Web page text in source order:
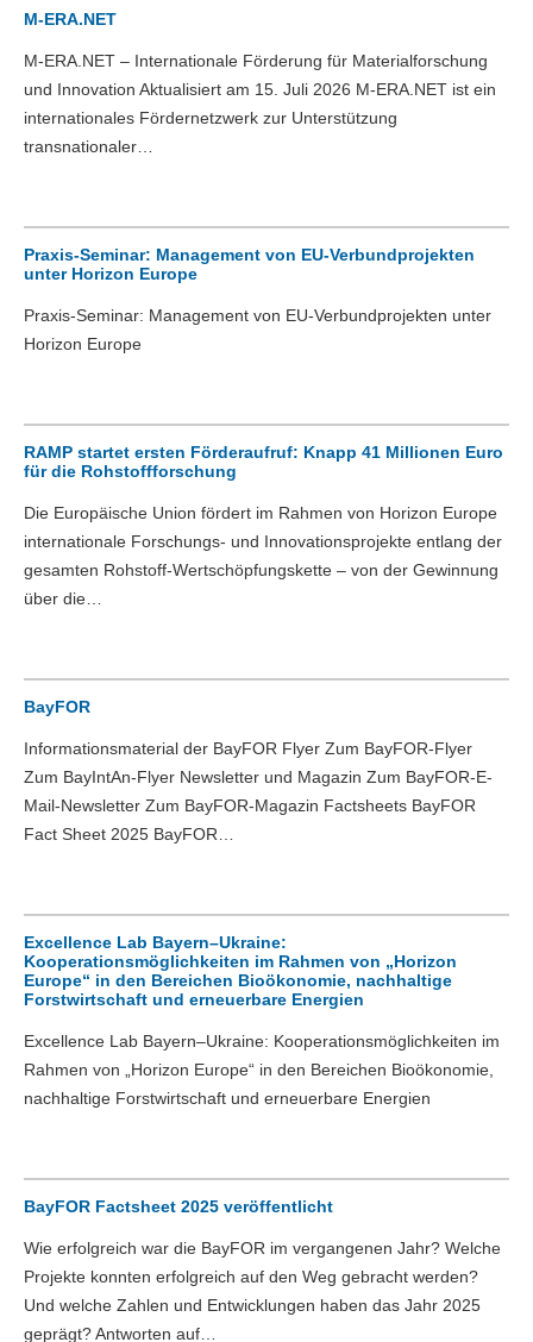
M-ERA.NET
M-ERA.NET – Internationale Förderung für Materialforschung
und Innovation Aktualisiert am 15. Juli 2026 M-ERA.NET ist ein
internationales Fördernetzwerk zur Unterstützung
transnationaler…
Praxis-Seminar: Management von EU-Verbundprojekten
unter Horizon Europe
Praxis-Seminar: Management von EU-Verbundprojekten unter
Horizon Europe
RAMP startet ersten Förderaufruf: Knapp 41 Millionen Euro
für die Rohstoffforschung
Die Europäische Union fördert im Rahmen von Horizon Europe
internationale Forschungs- und Innovationsprojekte entlang der
gesamten Rohstoff-Wertschöpfungskette – von der Gewinnung
über die…
BayFOR
Informationsmaterial der BayFOR Flyer Zum BayFOR-Flyer
Zum BayIntAn-Flyer Newsletter und Magazin Zum BayFOR-E-
Mail-Newsletter Zum BayFOR-Magazin Factsheets BayFOR
Fact Sheet 2025 BayFOR…
Excellence Lab Bayern–Ukraine:
Kooperationsmöglichkeiten im Rahmen von „Horizon
Europe“ in den Bereichen Bioökonomie, nachhaltige
Forstwirtschaft und erneuerbare Energien
Excellence Lab Bayern–Ukraine: Kooperationsmöglichkeiten im
Rahmen von „Horizon Europe“ in den Bereichen Bioökonomie,
nachhaltige Forstwirtschaft und erneuerbare Energien
BayFOR Factsheet 2025 veröffentlicht
Wie erfolgreich war die BayFOR im vergangenen Jahr? Welche
Projekte konnten erfolgreich auf den Weg gebracht werden?
Und welche Zahlen und Entwicklungen haben das Jahr 2025
geprägt? Antworten auf…